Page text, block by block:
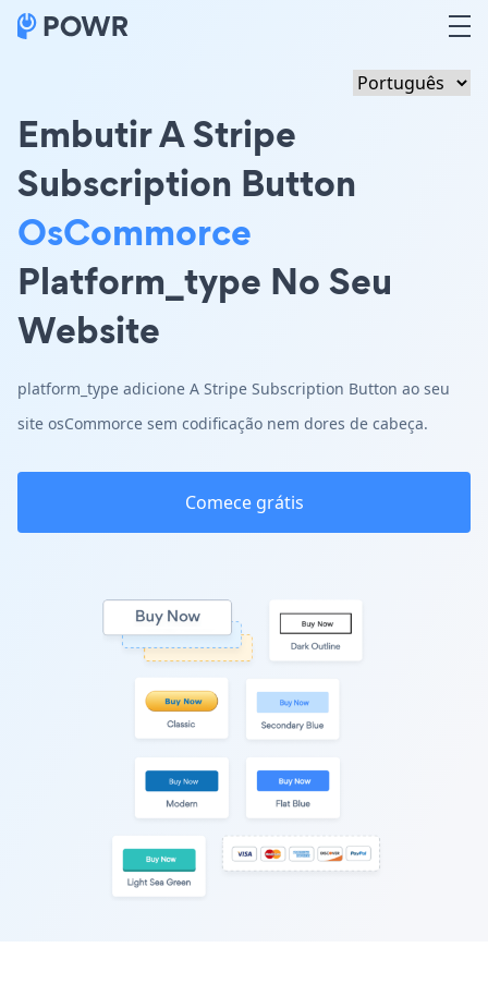
Embutir A Stripe
Subscription Button
OsCommorce
Platform_type No Seu
Website
platform_type adicione A Stripe Subscription Button ao seu
site osCommorce sem codificação nem dores de cabeça.
Comece grátis